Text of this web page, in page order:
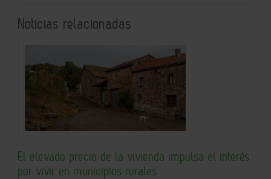
Noticias relacionadas
El elevado precio de la vivienda impulsa el interés
por vivir en municipios rurales